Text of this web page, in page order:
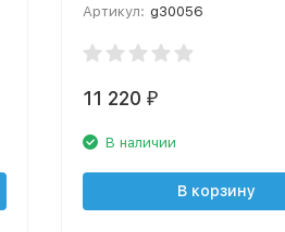
Артикул: g30056
11 220 ₽
В наличии
В корзину